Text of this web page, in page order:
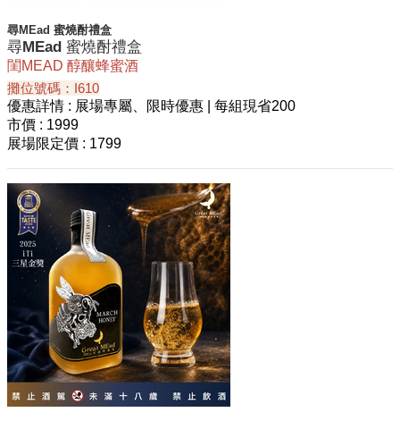
尋MEad 蜜燒酎禮盒
尋MEad 蜜燒酎禮盒
閨MEAD 醇釀蜂蜜酒
攤位號碼：I610
優惠詳情 : 展場專屬、限時優惠 | 每組現省200
市價 : 1999
展場限定價 : 1799